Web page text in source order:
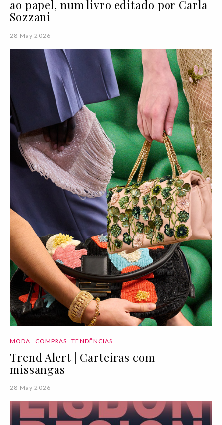
ao papel, num livro editado por Carla
Sozzani
28 May 2026
MODA COMPRAS TENDÊNCIAS
Trend Alert | Carteiras com
missangas
28 May 2026